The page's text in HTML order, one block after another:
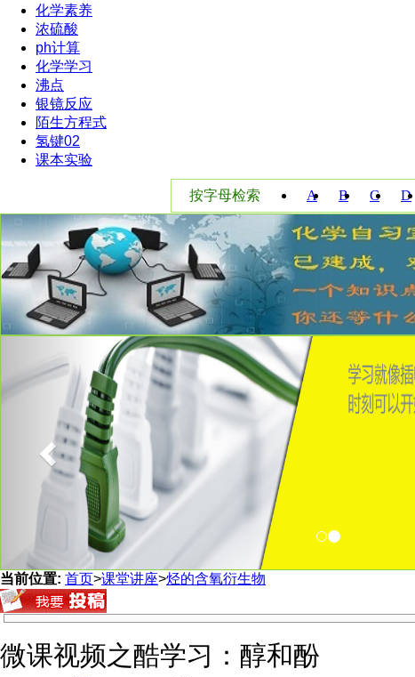
化学素养
浓硫酸
ph计算
化学学习
沸点
银镜反应
陌生方程式
氢键02
课本实验
按字母检索 A B C D
W X Y Z
Previous
当前位置: 首页>课堂讲座>烃的含氧衍生物
微课视频之酷学习：醇和酚